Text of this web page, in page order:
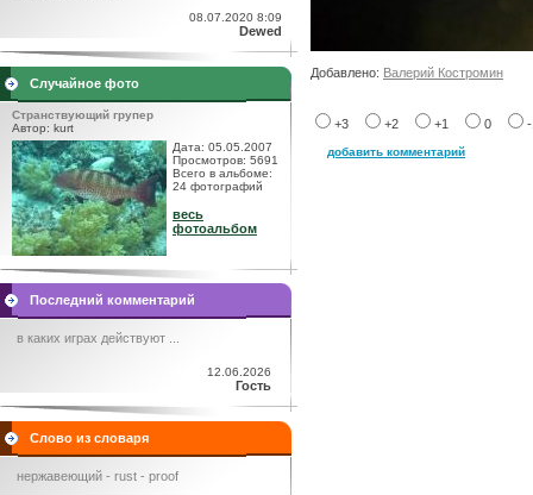
08.07.2020 8:09
Dewed
Случайное фото
Странствующий групер
Автор: kurt
Дата: 05.05.2007
Просмотров: 5691
Всего в альбоме:
24 фотографий
весь
фотоальбом
Последний комментарий
в каких играх действуют ...
12.06.2026
Гость
Слово из словаря
нержавеющий - rust - proof
Добавлено: Валерий Костромин
+3 +2 +1 0
добавить комментарий